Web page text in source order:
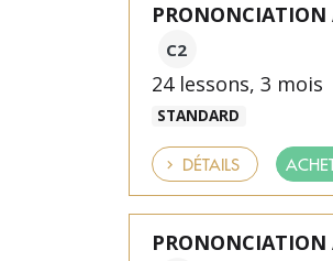
PRONONCIATION
C2
24 lessons, 3 mois
STANDARD
DÉTAILS
PRONONCIATION